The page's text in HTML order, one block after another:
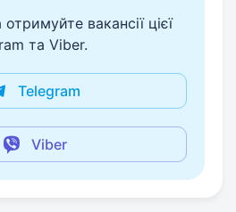
вакансії цієї
та Viber.
Telegram
Viber